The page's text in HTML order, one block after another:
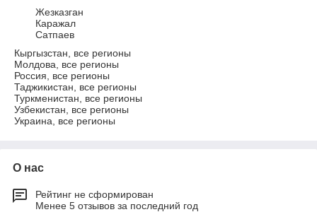
Жезказган
Каражал
Сатпаев
Кыргызстан, все регионы
Молдова, все регионы
Россия, все регионы
Таджикистан, все регионы
Туркменистан, все регионы
Узбекистан, все регионы
Украина, все регионы
О нас
Рейтинг не сформирован
Менее 5 отзывов за последний год